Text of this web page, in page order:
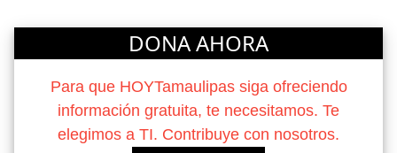
DONA AHORA
Para que HOYTamaulipas siga ofreciendo
información gratuita, te necesitamos. Te
elegimos a TI. Contribuye con nosotros.